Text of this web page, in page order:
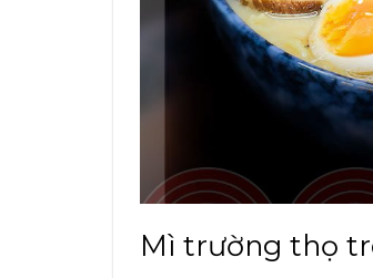
Mì trường thọ